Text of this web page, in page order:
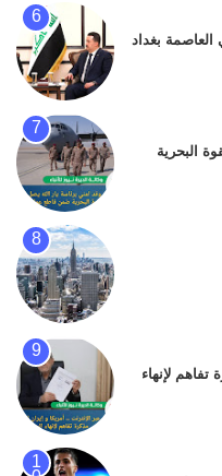
بغداد
البحرية
تفاهم لإنهاء